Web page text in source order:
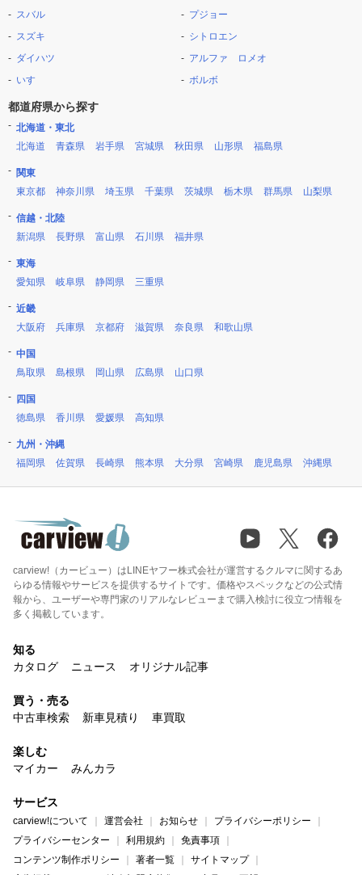
スバル
スズキ
ダイハツ
いすゞ
プジョー
シトロエン
アルファ ロメオ
ボルボ
都道府県から探す
北海道・東北
北海道
青森県 岩手県 宮城県 秋田県 山形県 福島県
関東
東京都
神奈川県 埼玉県 千葉県 茨城県 栃木県 群馬県 山梨県
信越・北陸
新潟県
長野県 富山県 石川県 福井県
東海
愛知県
岐阜県 静岡県 三重県
近畿
大阪府
兵庫県 京都府 滋賀県 奈良県 和歌山県
中国
鳥取県
島根県 岡山県 広島県 山口県
四国
徳島県
香川県 愛媛県 高知県
九州・沖縄
福岡県
佐賀県 長崎県 熊本県 大分県 宮崎県 鹿児島県 沖縄県
carview!（カービュー）はLINEヤフー株式会社が運営するクルマに関するあ
らゆる情報やサービスを提供するサイトです。価格やスペックなどの公式情
報から、ユーザーや専門家のリアルなレビューまで購入検討に役立つ情報を
多く掲載しています。
知る
カタログ
ニュース オリジナル記事
買う・売る
中古車検索
新車見積り 車買取
楽しむ
マイカー
みんカラ
サービス
carview!について 運営会社 お知らせ
プライバシーポリシー
プライバシーセンター
利用規約
免責事項
コンテンツ制作ポリシー
著者一覧
サイトマップ